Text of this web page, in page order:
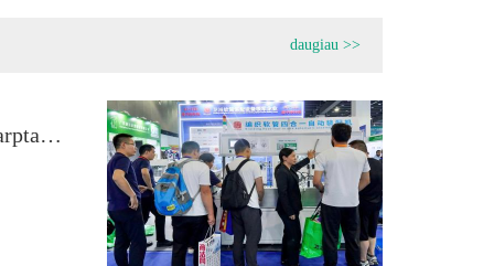
daugiau >>
2025 m. 29-ojoje Kinijos (Šanchajaus) tarptautinėje virtuvės ir vonios kambario įrangos parodoje dėmesio centre – novatoriški produktai